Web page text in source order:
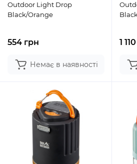
Outdoor Light Drop
Black/Orange
554 грн
Немає в наявності
1